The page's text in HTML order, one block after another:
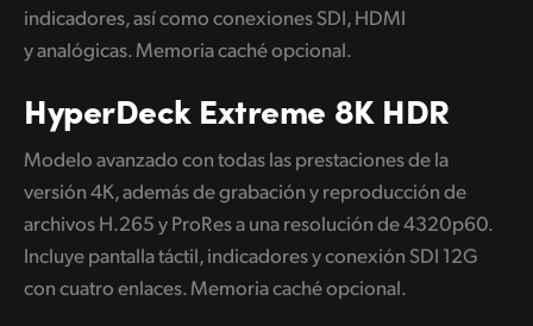
Ukraine
United Kingdom
United States
indicadores, así como conexiones SDI, HDMI
y analógicas. Memoria caché opcional.
HyperDeck Extreme 8K HDR
Modelo avanzado con todas las prestaciones de la
versión 4K, además de grabación y reproducción de
archivos H.265 y ProRes a una resolución de 4320p60.
Incluye pantalla táctil, indicadores y conexión SDI 12G
con cuatro enlaces. Memoria caché opcional.